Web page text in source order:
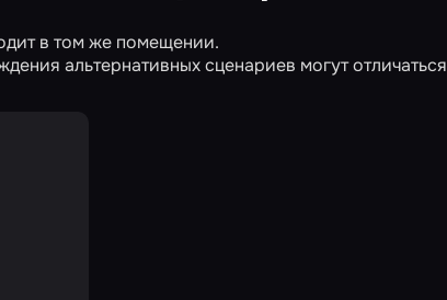
в том же помещении.
альтернативных сценариев могут отличаться